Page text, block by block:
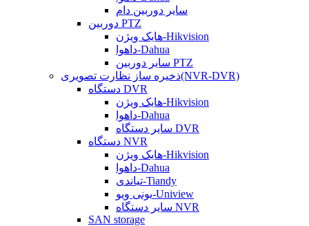
سایر دوربین دام
دوربین PTZ
هایک ویژن-Hikvision
داهوا-Dahua
سایر دوربین PTZ
ذخیره ساز نظارت تصویری(NVR-DVR)
دستگاه DVR
هایک ویژن-Hikvision
داهوا-Dahua
سایر دستگاه DVR
دستگاه NVR
هایک ویژن-Hikvision
داهوا-Dahua
تیاندی-Tiandy
یونی ویو-Uniview
سایر دستگاه NVR
SAN storage